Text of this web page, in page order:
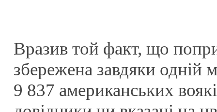
Вразив той факт, що
збережена завдяки одній
9 837 американських